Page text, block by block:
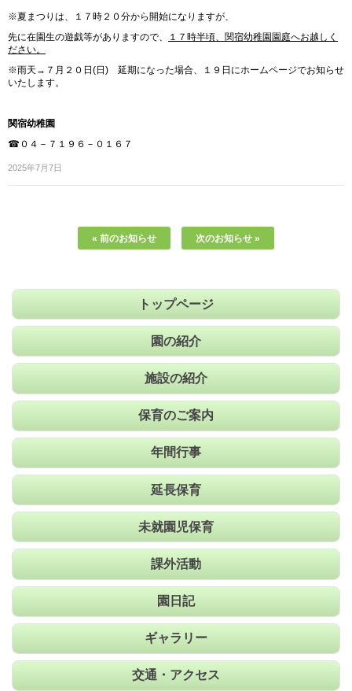
※夏まつりは、１７時２０分から開始になりますが、
先に在園生の遊戯等がありますので、
１７ 時半頃、関宿幼稚園園庭へお越しく
ださい。
※雨天→７月２０日(日) 延期になった場合、１９日にホームページでお知らせ
いたします。
関宿幼稚園
☎０４－７１９６－０１６７
2025年7月7日
« 前のお知らせ 次のお知らせ »
トップページ
園の紹介
施設の紹介
保育のご案内
年間行事
延長保育
未就園児保育
課外活動
園日記
ギャラリー
交通・アクセス